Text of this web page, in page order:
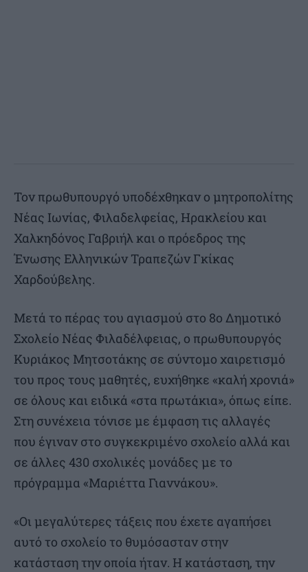
Τον πρωθυπουργό υποδέχθηκαν ο μητροπολίτης
Νέας Ιωνίας, Φιλαδελφείας, Ηρακλείου και
Χαλκηδόνος Γαβριήλ και ο πρόεδρος της
Ένωσης Ελληνικών Τραπεζών Γκίκας
Χαρδούβελης.
Μετά το πέρας του αγιασμού στο 8ο Δημοτικό
Σχολείο Νέας Φιλαδέλφειας, ο πρωθυπουργός
Κυριάκος Μητσοτάκης σε σύντομο χαιρετισμό
του προς τους μαθητές, ευχήθηκε «καλή χρονιά»
σε όλους και ειδικά «στα πρωτάκια», όπως είπε.
Στη συνέχεια τόνισε με έμφαση τις αλλαγές
που έγιναν στο συγκεκριμένο σχολείο αλλά και
σε άλλες 430 σχολικές μονάδες με το
πρόγραμμα «Μαριέττα Γιαννάκου».
«Οι μεγαλύτερες τάξεις που έχετε αγαπήσει
αυτό το σχολείο το θυμόσασταν στην
κατάσταση την οποία ήταν. Η κατάσταση, την